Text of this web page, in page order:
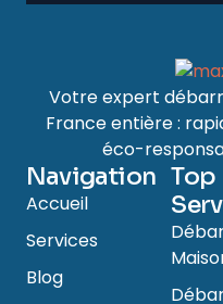
Votre expert
France entière :
éco-
Navigation
Accueil
Services
Blog
Top